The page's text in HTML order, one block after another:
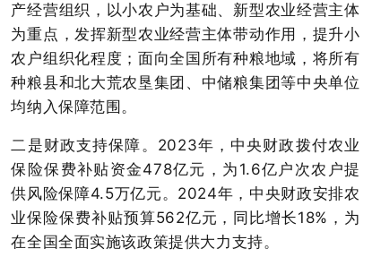
产经营组织，以小农户为基础、新型农业经营主体
为重点，发挥新型农业经营主体带动作用，提升小
农户组织化程度；面向全国所有种粮地域，将所有
种粮县和北大荒农垦集团、中储粮集团等中央单位
均纳入保障范围。
二是财政支持保障。2023年，中央财政拨付农业
保险保费补贴资金478亿元，为1.6亿户次农户提
供风险保障4.5万亿元。2024年，中央财政安排农
业保险保费补贴预算562亿元，同比增长18%，为
在全国全面实施该政策提供大力支持。